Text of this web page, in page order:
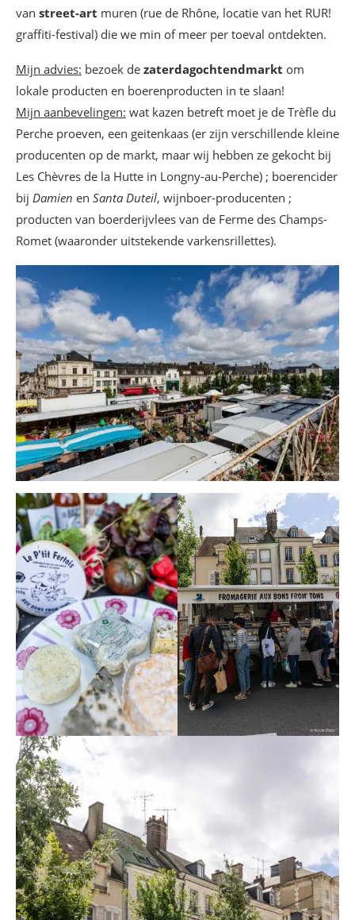
van street-art muren (rue de Rhône, locatie van het RUR!
graffiti-festival) die we min of meer per toeval ontdekten.
Mijn advies: bezoek de zaterdagochtendmarkt om
lokale producten en boerenproducten in te slaan!
Mijn aanbevelingen: wat kazen betreft moet je de Trèfle du
Perche proeven, een geitenkaas (er zijn verschillende kleine
producenten op de markt, maar wij hebben ze gekocht bij
Les Chèvres de la Hutte in Longny-au-Perche) ; boerencider
bij Damien en Santa Duteil, wijnboer-producenten ;
producten van boerderijvlees van de Ferme des Champs-
Romet (waaronder uitstekende varkensrillettes).